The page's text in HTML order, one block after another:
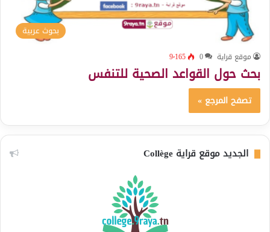
بحوث عربية
موقع قراية 0 9٬165
بحث حول القواعد الصحية للتنفس
تصفح المرجع »
الجديد موقع قراية Collège